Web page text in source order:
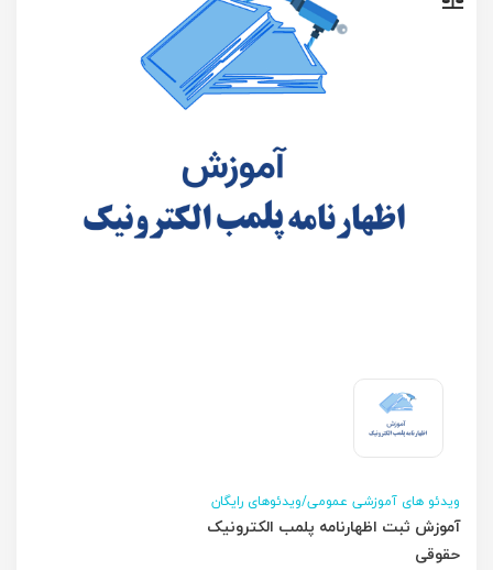
ویدئو های آموزشی عمومی/ویدئوهای رایگان
آموزش ثبت اظهارنامه پلمب الکترونیک
حقوقی